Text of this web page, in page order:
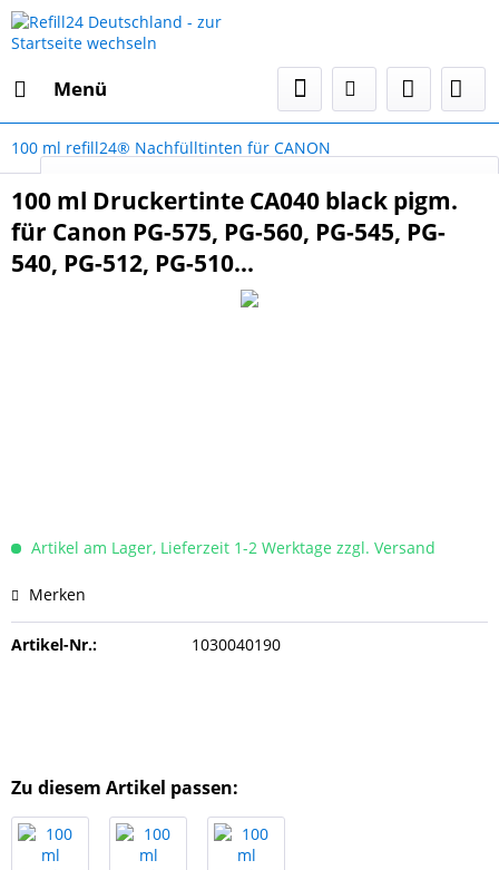
Menü
100 ml refill24® Nachfülltinten für CANON
100 ml Druckertinte CA040 black pigm.
für Canon PG-575, PG-560, PG-545, PG-
540, PG-512, PG-510...
Artikel am Lager, Lieferzeit 1-2 Werktage zzgl. Versand
Merken
Artikel-Nr.: 1030040190
Zu diesem Artikel passen: